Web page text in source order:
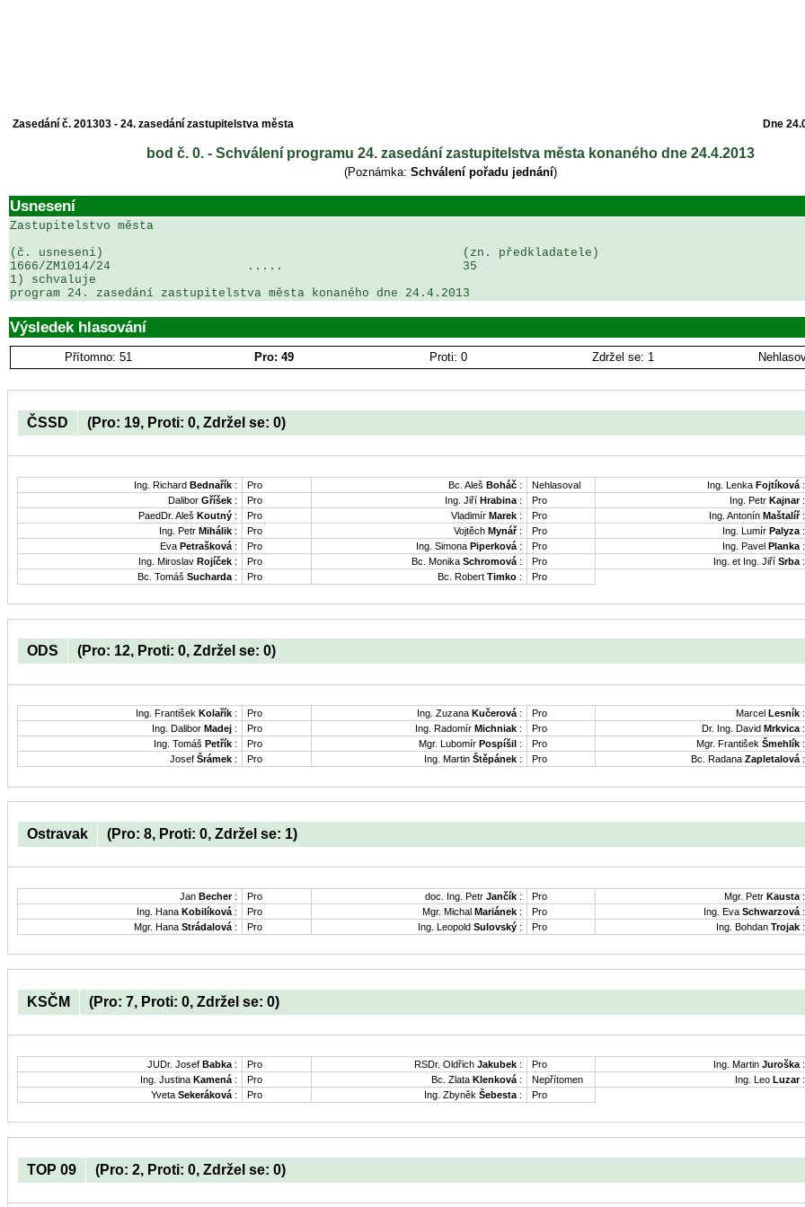
Zasedání č. 201303 - 24. zasedání zastupitelstva města Dne
bod č. 0. - Schválení programu 24. zasedání zastupitelstva města konaného dne 24.4.2013
(Poznámka: Schválení pořadu jednání)
Usnesení
Zastupitelstvo města
(č. usneseni)                                                  (zn. předkladatele)
1666/ZM1014/24                   .....                         35
1) schvaluje
program 24. zasedání zastupitelstva města konaného dne 24.4.2013
Výsledek hlasování
Přítomno: 51 Pro: 49 Proti: 0 Zdržel se: 1
ČSSD (Pro: 19, Proti: 0, Zdržel se: 0)
Ing. Richard Bednařík : Pro Bc. Aleš Boháč : Nehlasoval Ing. Lenka Fojtíková :
Dalibor Gříšek : Pro Ing. Jiří Hrabina : Pro Ing. Petr Kajnar:
PaedDr. Aleš Koutný : Pro Vladimír Marek : Pro Ing. Antonín Maštalíř:
Ing. Petr Mihálik : Pro Vojtěch Mynář: Pro Ing. Lumír Palyza :
Eva Petrašková : Pro Ing. Simona Piperková : Pro Ing. Pavel Planka :
Ing. Miroslav Rojíček : Pro Bc. Monika Schromová : Pro Ing. et Ing. Jiří Srba :
Bc. Tomáš Sucharda : Pro Bc. Robert Timko : Pro
ODS (Pro: 12, Proti: 0, Zdržel se: 0)
Ing. František Kolařík : Pro Ing. Zuzana Kučerová: Pro Marcel Lesník :
Ing. Dalibor Madej : Pro Ing. Radomír Michniak : Pro Dr. Ing. David Mrkvica:
Ing. Tomáš Petřík : Pro Mgr. Lubomír Pospíšil : Pro Mgr. František Šmehlík :
Josef Šrámek : Pro Ing. Martin Štěpánek : Pro Bc. Radana Zapletalová:
Ostravak (Pro: 8, Proti: 0, Zdržel se: 1)
Jan Becher: Pro doc. Ing. Petr Jančík : Pro Mgr. Petr Kausta :
Ing. Hana Kobilíková : Pro Mgr. Michal Mariánek : Pro Ing. Eva Schwarzová :
Mgr. Hana Strádalová : Pro Ing. Leopold Sulovský : Pro Ing. Bohdan Trojak :
KSČM (Pro: 7, Proti: 0, Zdržel se: 0)
JUDr. Josef Babka : Pro RSDr. Oldřich Jakubek : Pro Ing. Martin Juroška :
Ing. Justina Kamená : Pro Bc. Zlata Klenková : Nepřítomen Ing. Leo Luzar:
Yveta Sekeráková : Pro Ing. Zbyněk Šebesta : Pro
TOP 09 (Pro: 2, Proti: 0, Zdržel se: 0)